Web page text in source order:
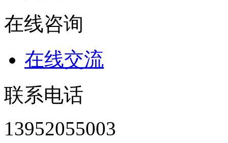
在线咨询
在线交流
联系电话
13952055003